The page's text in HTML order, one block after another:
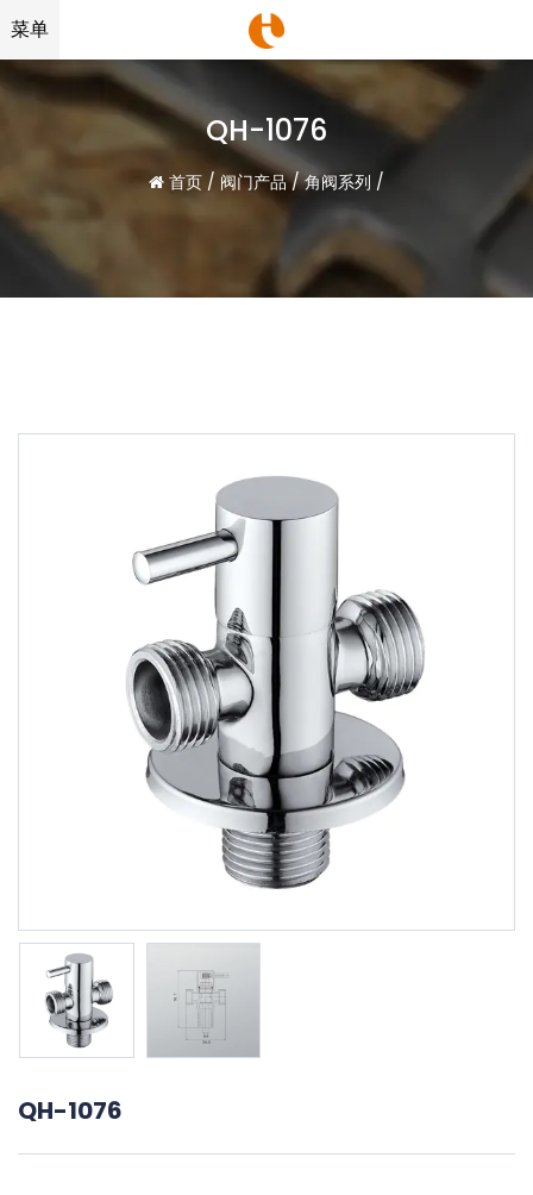
菜单
QH-1076
首页 / 阀门产品/角阀系列 /
QH-1076